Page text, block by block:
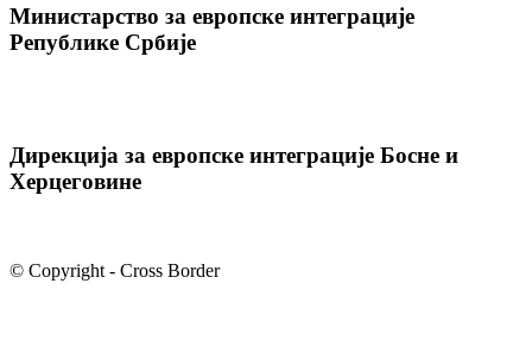
Министарство за европске интеграције
Републике Србије
Дирекција за европске интеграције Босне и
Херцеговине
© Copyright - Cross Border